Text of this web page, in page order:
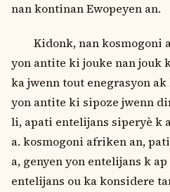
nan kontinan Ewopeyen an.
Kidonk, nan kosmogoni
yon antite ki jouke nan jouk
ka jwenn tout enegrasyon
yon antite ki sipoze jwenn
li, apati entelijans siperyѐ k
a. kosmogoni afriken an,
a, genyen yon entelijans k
entelijans ou ka konsidere